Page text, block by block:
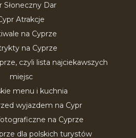
Słoneczny Dar
Atrakcje
na Cyprze
na Cyprze
czyli lista najciekawszych
miejsc
menu i kuchnia
wyjazdem na Cypr
na Cyprze
dla polskich turystów